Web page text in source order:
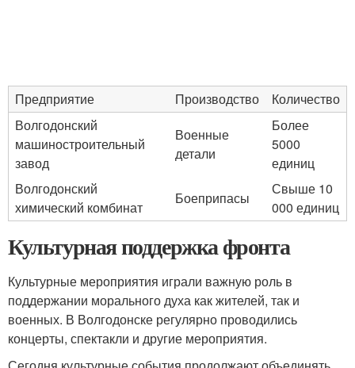
Предприятие Производство
Количество
Волгодонский
машиностроительный
завод
Военные
детали
Более
5000
единиц
Волгодонский
химический комбинат
Боеприпасы
Свыше 10
000 единиц
Культурная поддержка фронта
Культурные мероприятия играли важную роль в
поддержании морального духа как жителей, так и
военных. В Волгодонске регулярно проводились
концерты, спектакли и другие мероприятия.